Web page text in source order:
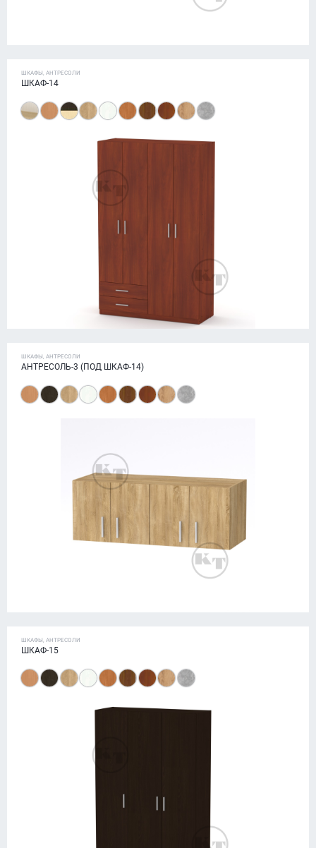
ШКАФЫ, АНТРЕСОЛИ
ШКАФ-14
ШКАФЫ, АНТРЕСОЛИ
АНТРЕСОЛЬ-3 (ПОД ШКАФ-14)
ШКАФЫ, АНТРЕСОЛИ
ШКАФ-15